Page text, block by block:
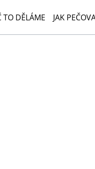
TO DĚLÁME JAK